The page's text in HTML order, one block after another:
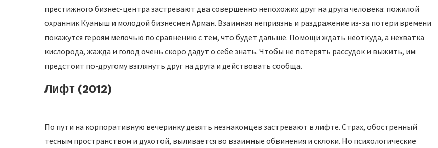
престижного бизнес-центра застревают два совершенно непохожих друг на друга человека: пожилой
охранник Куаныш и молодой бизнесмен Арман. Взаимная неприязнь и раздражение из-за потери времени
покажутся героям мелочью по сравнению с тем, что будет дальше. Помощи ждать неоткуда, а нехватка
кислорода, жажда и голод очень скоро дадут о себе знать. Чтобы не потерять рассудок и выжить, им
предстоит по-другому взглянуть друг на друга и действовать сообща.
Лифт (2012)
По пути на корпоративную вечеринку девять незнакомцев застревают в лифте. Страх, обостренный
тесным пространством и духотой, выливается во взаимные обвинения и склоки. Но психологические